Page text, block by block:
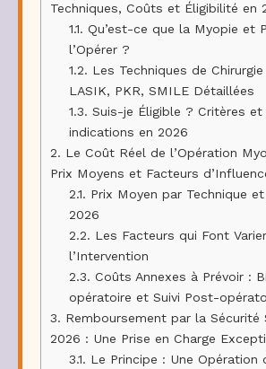
Techniques, Coûts et Éligibilité en
1.1. Qu’est-ce que la Myopie et
l’Opérer ?
1.2. Les Techniques de
LASIK, PKR, SMILE Détaillées
1.3. Suis-je Éligible ? Critères
indications en 2026
2. Le Coût Réel de l’Opération
Prix Moyens et Facteurs
2.1. Prix Moyen par Technique
2026
2.2. Les Facteurs qui Font
l’Intervention
2.3. Coûts Annexes à Prévoir :
opératoire et Suivi Post-
3. Remboursement par la Sécurité
2026 : Une Prise en Charge
3.1. Le Principe : Une Opération